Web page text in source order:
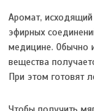
Аромат,
эфирных
медицине. Обычно
вещества
При этом готовят